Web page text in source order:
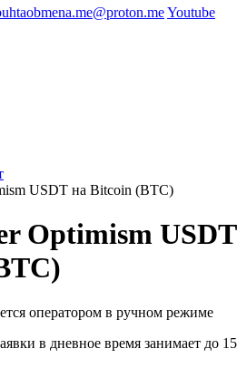
Youtube
USDT на Bitcoin (BTC)
Optimism USDT
оператором в ручном режиме
в дневное время занимает до 15